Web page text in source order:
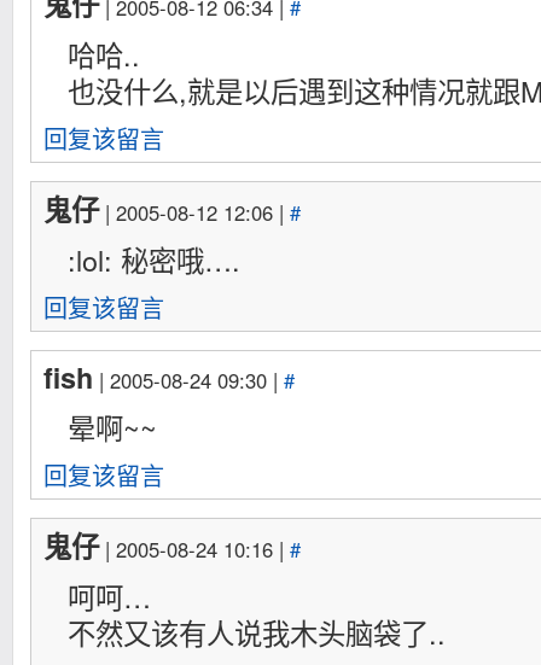
| 2005-08-12 06:34 | #
哈哈..
也没什么,就是以后遇到这种情况就跟
回复该留言
鬼仔| 2005-08-12 12:06 | #
:lol: 秘密哦….
回复该留言
fish | 2005-08-24 09:30 | #
晕啊~~
回复该留言
鬼仔| 2005-08-24 10:16 | #
呵呵…
不然又该有人说我木头脑袋了..